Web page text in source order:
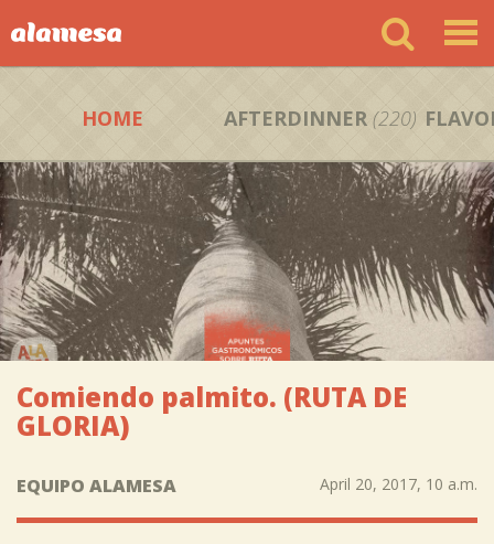
HOME AFTERDINNER (220)
Comiendo palmito. (RUTA DE
GLORIA)
EQUIPO ALAMESA April 20, 2017, 10 a.m.